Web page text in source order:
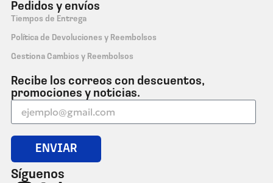
Pedidos y envíos
Tiempos de Entrega
Política de Devoluciones y Reembolsos
Gestiona Cambios y Reembolsos
Recibe los correos con descuentos,
promociones y noticias.
ENVIAR
Síguenos